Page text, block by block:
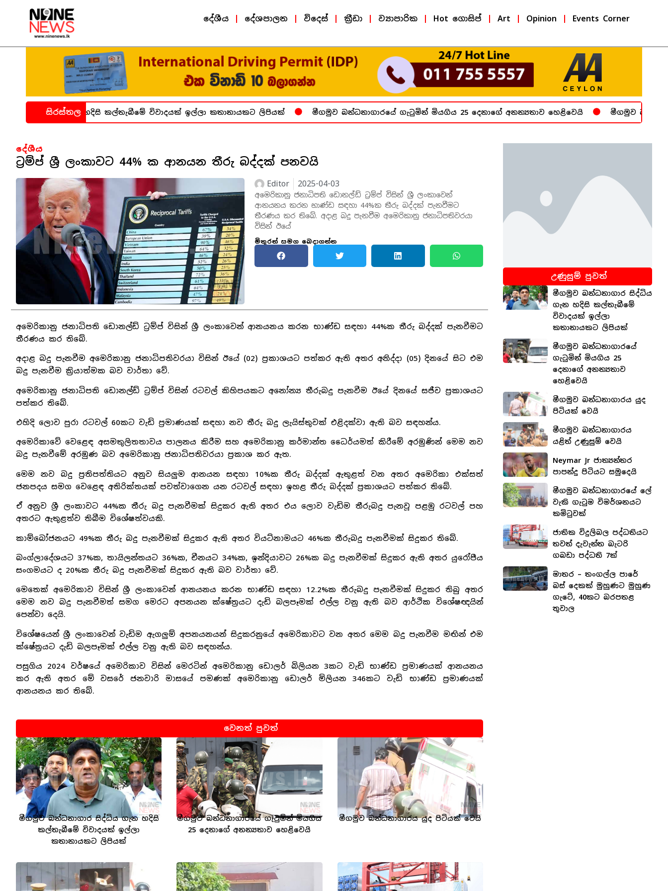
දේශීය දේශපාලන විදෙස් ක්‍රීඩා ව්‍යාපාරික Hot ගොසිප් Art Opinion Events Corner
සිරස්තල
සිද්ධිය ගැන හදිසි කල්තැබීමේ විවාදයක් ඉල්ලා කතානායකට ලිපියක් මීගමුව බන්ධනාගාරයේ ගැටුමින් මියගිය 25 දෙනාගේ අනන්‍යතාව හෙළිවෙයි මීගමුව
දේශීය
ට්‍රම්ප් ශ්‍රී ලංකාවට 44% ක ආනයන තීරු බද්දක් පනවයි
Editor 2025-04-03
අමෙරිකානු ජනාධිපති ඩොනල්ඩ් ට්‍රම්ප් විසින් ශ්‍රී ලංකාවෙන්
ආනයනය කරන භාණ්ඩ සඳහා 44%ක තීරු බද්දක් පැනවීමට
තීරණය කර තිබේ. අදාළ බදු පැනවීම අමෙරිකානු ජනාධිපතිවරයා
විසින් ඊයේ
මිතුරන් සමග බෙදාගන්න
අමෙරිකානු ජනාධිපති ඩොනල්ඩ් ට්‍රම්ප් විසින් ශ්‍රී ලංකාවෙන් ආනයනය කරන භාණ්ඩ සඳහා 44%ක තීරු බද්දක් පැනවීමට
තීරණය කර තිබේ.
අදාළ බදු පැනවීම අමෙරිකානු ජනාධිපතිවරයා විසින් ඊයේ (02) ප්‍රකාශයට පත්කර ඇති අතර අනිද්දා (05) දිනයේ සිට එම
බදු පැනවීම ක්‍රියාත්මක බව වාර්තා වේ.
අමෙරිකානු ජනාධිපති ඩොනල්ඩ් ට්‍රම්ප් විසින් රටවල් කිහිපයකට අනෝන්‍ය තීරුබදු පැනවීම ඊයේ දිනයේ සජීව ප්‍රකාශයට
පත්කර තිබේ.
එහිදි ලොව පුරා රටවල් 60කට වැඩි ප්‍රමාණයක් සඳහා නව තීරු බදු ලැයිස්තුවක් එළිදක්වා ඇති බව සඳහන්ය.
අමෙරිකාවේ වෙළෙඳ අසමතුලිතතාවය පාලනය කිරීම සහ අමෙරිකානු කර්මාන්ත ධෛර්යමත් කිරීමේ අරමුණින් මෙම නව
බදු පැනවීමේ අරමුණ බව අමෙරිකානු ජනාධිපතිවරයා ප්‍රකාශ කර ඇත.
මෙම නව බදු ප්‍රතිපත්තියට අනුව සියලුම ආනයන සඳහා 10%ක තීරු බද්දක් ඇතුළත් වන අතර අමෙරිකා එක්සත්
ජනපදය සමග වෙළෙඳ අතිරික්තයක් පවත්වාගෙන යන රටවල් සඳහා ඉහළ තීරු බද්දක් ප්‍රකාශයට පත්කර තිබේ.
ඒ අනුව ශ්‍රී ලංකාවට 44%ක තීරු බදු පැනවීමක් සිදුකර ඇති අතර එය ලොව වැඩිම තීරුබදු පැනවූ පළමු රටවල් පහ
අතරට ඇතුළත්ව තිබීම විශේෂත්වයකි.
කාම්බෝජනයට 49%ක තීරු බදු පැනවීමක් සිදුකර ඇති අතර වියට්නාමයට 46%ක තීරුබදු පැනවීමක් සිදුකර තිබේ.
බංග්ලාදේශයට 37%ක, තායිලන්තයට 36%ක, චීනයට 34%ක, ඉන්දියාවට 26%ක බදු පැනවීමක් සිදුකර ඇති අතර යුරෝපීය
සංගමයට ද 20%ක තීරු බදු පැනවීමක් සිදුකර ඇති බව වාර්තා වේ.
මෙතෙක් අමෙරිකාව විසින් ශ්‍රී ලංකාවෙන් ආනයනය කරන භාණ්ඩ සඳහා 12.2%ක තීරුබදු පැනවීමක් සිදුකර තිබු අතර
මෙම නව බදු පැනවීමත් සමග මෙරට අපනයන ක්ෂේත්‍රයට දැඩි බලපෑමක් එල්ල වනු ඇති බව ආර්ථික විශේෂඥයින්
පෙන්වා දෙයි.
විශේෂයෙන් ශ්‍රී ලංකාවෙන් වැඩිම ඇගලුම් අපනයනයන් සිදුකරනුයේ අමෙරිකාවට වන අතර මෙම බදු පැනවීම මඟින් එම
ක්ෂේත්‍රයට දැඩි බලපෑමක් එල්ල වනු ඇති බව සඳහන්ය.
පසුගිය 2024 වර්ෂයේ අමෙරිකාව විසින් මෙරටින් අමෙරිකානු ඩොලර් බිලියන 3කට වැඩි භාණ්ඩ ප්‍රමාණයක් ආනයනය
කර ඇති අතර මේ වසරේ ජනවාරි මාසයේ පමණක් අමෙරිකානු ඩොලර් මිලියන 346කට වැඩි භාණ්ඩ ප්‍රමාණයක්
ආනයනය කර තිබේ.
වෙනත් පුවත්
මීගමුව බන්ධනාගාර සිද්ධිය ගැන හදිසි
කල්තැබීමේ විවාදයක් ඉල්ලා
කතානායකට ලිපියක්
මීගමුව බන්ධනාගාරයේ ගැටුමින් මියගිය
25 දෙනාගේ අනන්‍යතාව හෙළිවෙයි
මීගමුව බන්ධනාගාරය යුද පිටියක් වෙයි
උණුසුම් පුවත්
මීගමුව බන්ධනාගාර සිද්ධිය
ගැන හදිසි කල්තැබීමේ
විවාදයක් ඉල්ලා
කතානායකට ලිපියක්
මීගමුව බන්ධනාගාරයේ
ගැටුමින් මියගිය 25
දෙනාගේ අනන්‍යතාව
හෙළිවෙයි
මීගමුව බන්ධනාගාරය යුද
පිටියක් වෙයි
මීගමුව බන්ධනාගාරය
යළිත් උණුසුම් වෙයි
Neymar Jr ජාත්‍යන්තර
පාපන්දු පිටියට සමුදෙයි
මීගමුව බන්ධනාගාරයේ ලේ
වැකි ගැටුම විමර්ශනයට
කමිටුවක්
ජාතික විදුලිබල පද්ධතියට
තවත් දැවැන්ත බැටරි
ගබඩා පද්ධති 7ක්
මාතර – තංගල්ල පාරේ
බස් දෙකක් මුහුණට මුහුණ
ගැටේ, 40කට බරපතළ
තුවාල